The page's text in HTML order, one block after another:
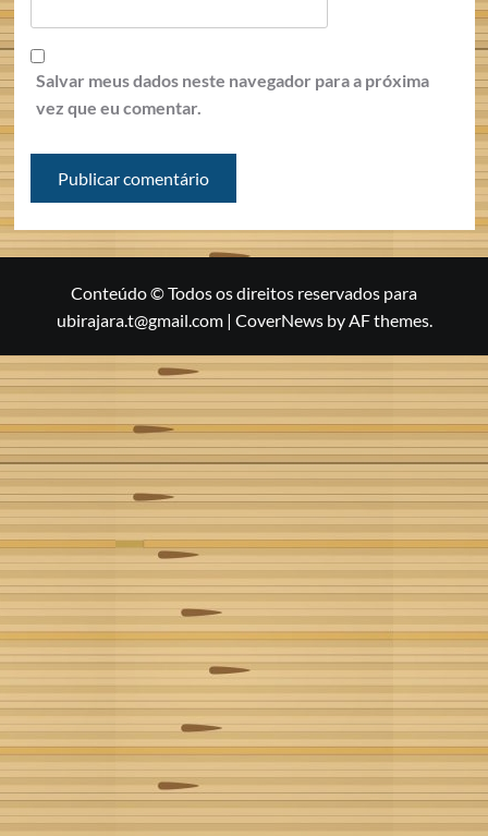
Salvar meus dados neste navegador para a próxima
vez que eu comentar.
Conteúdo © Todos os direitos reservados para
ubirajara.t@gmail.com | CoverNewsby AF themes.